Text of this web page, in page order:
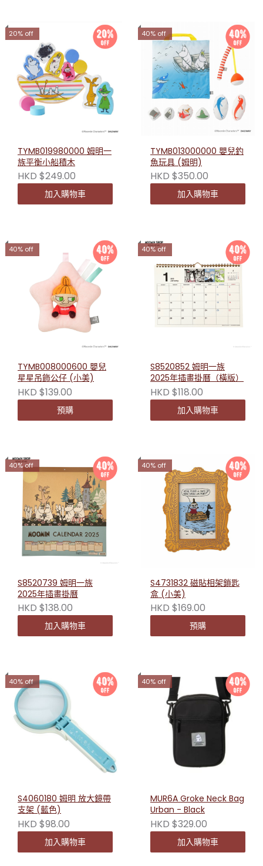
20% off
TYMB019980000 姆明一
族平衡小船積木
HKD $249.00
加入購物車
40% off
TYMB013000000 嬰兒釣
魚玩具 (姆明)
HKD $350.00
加入購物車
40% off
TYMB008000600 嬰兒
星星吊飾公仔 (小美)
HKD $139.00
預購
40% off
S8520852 姆明一族
2025年插畫掛曆（橫版）
HKD $118.00
加入購物車
40% off
S8520739 姆明一族
2025年插畫掛曆
HKD $138.00
加入購物車
40% off
S4731832 磁貼相架鎖匙
盒 (小美)
HKD $169.00
預購
40% off
S4060180 姆明 放大鏡帶
支架 (藍色)
HKD $98.00
加入購物車
40% off
MUR6A Groke Neck Bag
Urban - Black
HKD $329.00
加入購物車